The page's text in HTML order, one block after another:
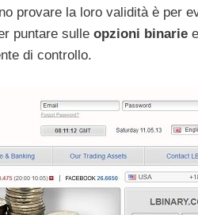
provare la loro validità è per
puntare sulle opzioni binarie
di controllo.